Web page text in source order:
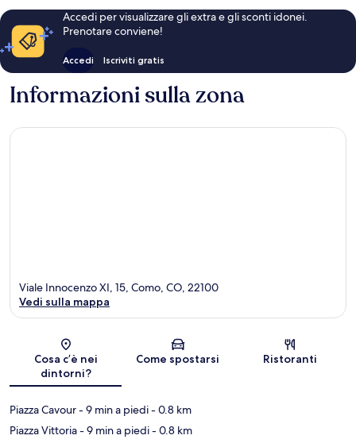
Accedi per visualizzare gli extra e gli sconti idonei.
Prenotare conviene!
Accedi Iscriviti gratis
Informazioni sulla zona
Mappa
Viale Innocenzo XI, 15, Como, CO, 22100
Vedi sulla mappa
Cosa c’è nei
dintorni?
Come spostarsi Ristoranti
Piazza Cavour- 9 min a piedi- 0.8 km
Piazza Vittoria- 9 min a piedi- 0.8 km